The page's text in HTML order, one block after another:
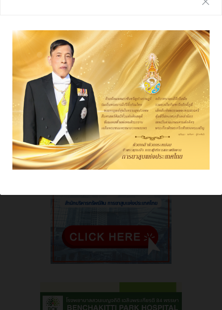
รายงานประจำปี
ผลการดําเนินงาน